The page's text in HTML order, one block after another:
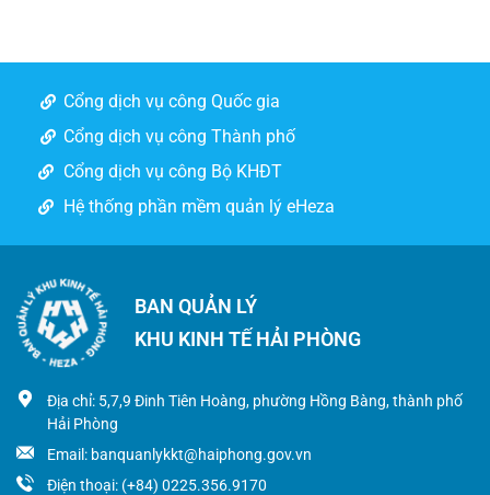
Cổng dịch vụ công Quốc gia
Cổng dịch vụ công Thành phố
Cổng dịch vụ công Bộ KHĐT
Hệ thống phần mềm quản lý eHeza
BAN QUẢN LÝ
KHU KINH TẾ HẢI PHÒNG
Địa chỉ: 5,7,9 Đinh Tiên Hoàng, phường Hồng Bàng, thành phố
Hải Phòng
Email: banquanlykkt@haiphong.gov.vn
Điện thoại: (+84) 0225.356.9170